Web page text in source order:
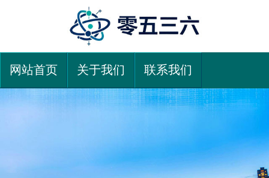
网站首页 关于我们 联系我们